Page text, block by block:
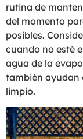
rutina de
del momento
posibles.
cuando no esté
agua de la
también ayudan
limpio.